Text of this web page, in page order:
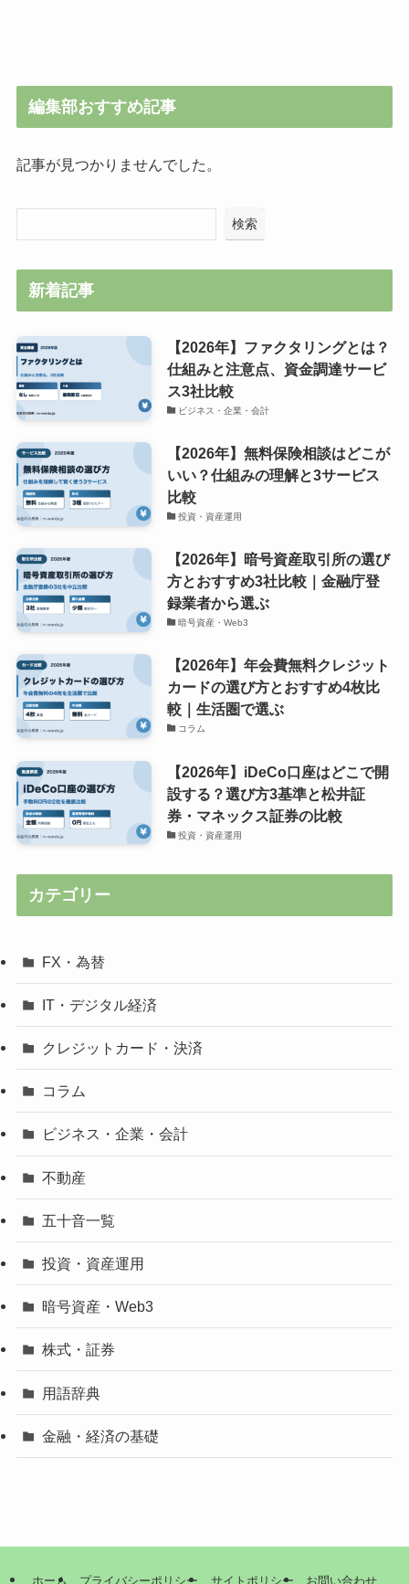
編集部おすすめ記事
記事が見つかりませんでした。
検索
新着記事
【2026年】ファクタリングとは？
仕組みと注意点、資金調達サービ
ス3社比較
ビジネス・企業・会計
【2026年】無料保険相談はどこが
いい？仕組みの理解と3サービス
比較
投資・資産運用
【2026年】暗号資産取引所の選び
方とおすすめ3社比較｜金融庁登
録業者から選ぶ
暗号資産・Web3
【2026年】年会費無料クレジット
カードの選び方とおすすめ4枚比
較｜生活圏で選ぶ
コラム
【2026年】iDeCo口座はどこで開
設する？選び方3基準と松井証
券・マネックス証券の比較
投資・資産運用
カテゴリー
FX・為替
IT・デジタル経済
クレジットカード・決済
コラム
ビジネス・企業・会計
不動産
五十音一覧
投資・資産運用
暗号資産・Web3
株式・証券
用語辞典
金融・経済の基礎
ホーム プライバシーポリシー サイトポリシー お問い合わせ